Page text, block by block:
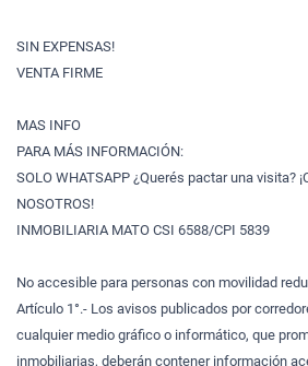
SIN EXPENSAS!
VENTA FIRME
MAS INFO
PARA MÁS INFORMACIÓN:
SOLO WHATSAPP ¿Querés pactar una visita?
NOSOTROS!
INMOBILIARIA MATO CSI 6588/CPI 5839
No accesible para personas con movilidad
Artículo 1°.- Los avisos publicados por
cualquier medio gráfico o informático, que
inmobiliarias, deberán contener información